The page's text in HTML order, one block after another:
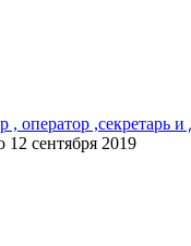
оператор ,секретарь и
12 сентября 2019